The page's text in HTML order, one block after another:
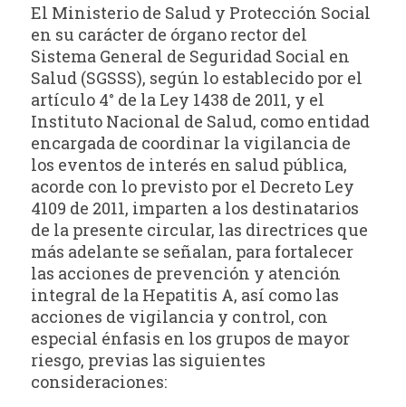
El Ministerio de Salud y Protección Social
en su carácter de órgano rector del
Sistema General de Seguridad Social en
Salud (SGSSS), según lo establecido por el
artículo 4° de la Ley 1438 de 2011, y el
Instituto Nacional de Salud, como entidad
encargada de coordinar la vigilancia de
los eventos de interés en salud pública,
acorde con lo previsto por el Decreto Ley
4109 de 2011, imparten a los destinatarios
de la presente circular, las directrices que
más adelante se señalan, para fortalecer
las acciones de prevención y atención
integral de la Hepatitis A, así como las
acciones de vigilancia y control, con
especial énfasis en los grupos de mayor
riesgo, previas las siguientes
consideraciones: